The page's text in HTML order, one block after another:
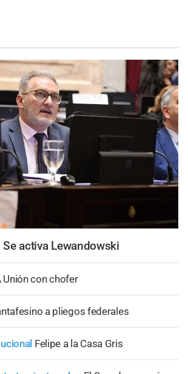
Se activa Lewandowski
Unión con chofer
a pliegos federales
Felipe a la Casa Gris